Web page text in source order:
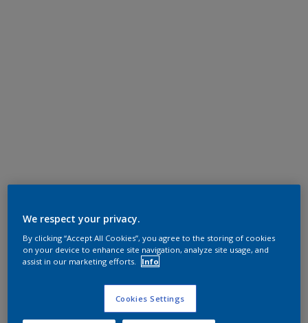
We respect your privacy.
By clicking “Accept All Cookies”, you agree to the storing of cookies
on your device to enhance site navigation, analyze site usage, and
assist in our marketing efforts.
Info
Cookies Settings